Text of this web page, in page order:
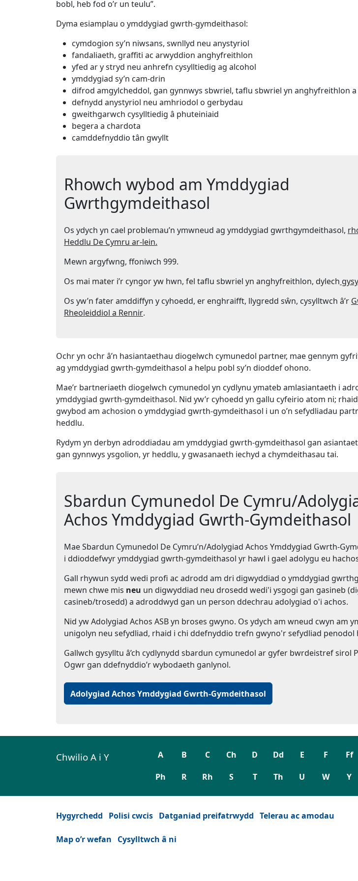
bobl, heb fod o’r un teulu”.
Dyma esiamplau o ymddygiad gwrth-gymdeithasol:
cymdogion sy’n niwsans, swnllyd neu anystyriol
fandaliaeth, graffiti ac arwyddion anghyfreithlon
yfed ar y stryd neu anhrefn cysylltiedig ag alcohol
ymddygiad sy’n cam-drin
difrod amgylcheddol, gan gynnwys sbwriel, taflu sbwriel yn anghyfreithlon
defnydd anystyriol neu amhriodol o gerbydau
gweithgarwch cysylltiedig â phuteiniaid
begera a chardota
camddefnyddio tân gwyllt
Rhowch wybod am Ymddygiad
Gwrthgymdeithasol
Os ydych yn cael problemau’n ymwneud ag ymddygiad gwrthgymdeithasol,
Heddlu De Cymru ar-lein.
Mewn argyfwng, ffoniwch 999.
Os mai mater i’r cyngor yw hwn, fel taflu sbwriel yn anghyfreithlon, dylech
Os yw’n fater amddiffyn y cyhoedd, er enghraifft, llygredd sŵn, cysylltwch â’r
Rheoleiddiol a Rennir(Yn agor mewn tab neu ffenest newydd)
.
Ochr yn ochr â’n hasiantaethau diogelwch cymunedol partner, mae gennym
ag ymddygiad gwrth-gymdeithasol a helpu pobl sy’n dioddef ohono.
Mae’r bartneriaeth diogelwch cymunedol yn cydlynu ymateb amlasiantaeth i
ymddygiad gwrth-gymdeithasol. Nid yw’r cyhoedd yn gallu cyfeirio atom ni;
gwybod am achosion o ymddygiad gwrth-gymdeithasol i un o’n sefydliadau
heddlu.
Rydym yn derbyn adroddiadau am ymddygiad gwrth-gymdeithasol gan
gan gynnwys ysgolion, yr heddlu, y gwasanaeth iechyd a chymdeithasau tai.
Sbardun Cymunedol De Cymru/
Achos Ymddygiad Gwrth-Gymdeithasol
Mae Sbardun Cymunedol De Cymru’n/Adolygiad Achos Ymddygiad Gwrth-
i ddioddefwyr ymddygiad gwrth-gymdeithasol yr hawl i gael adolygu eu
Gall rhywun sydd wedi profi ac adrodd am dri digwyddiad o ymddygiad
mewn chwe mis neu un digwyddiad neu drosedd wedi'i ysgogi gan gasineb
casineb/trosedd) a adroddwyd gan un person ddechrau adolygiad o'i achos.
Nid yw Adolygiad Achos ASB yn broses gwyno. Os ydych am wneud cwyn am
unigolyn neu sefydliad, rhaid i chi ddefnyddio trefn gwyno'r sefydliad penodol
Gallwch gysylltu â’ch cydlynydd sbardun cymunedol ar gyfer bwrdeistref sirol
Ogwr gan ddefnyddio’r wybodaeth ganlynol.
Adolygiad Achos Ymddygiad Gwrth-Gymdeithasol
Chwilio A i Y A B C Ch D Dd E F Ff
Ph R Rh S T Th U W Y
Hygyrchedd Polisi cwcis Datganiad preifatrwydd Telerau ac amodau
Map o’r wefan Cysylltwch â ni